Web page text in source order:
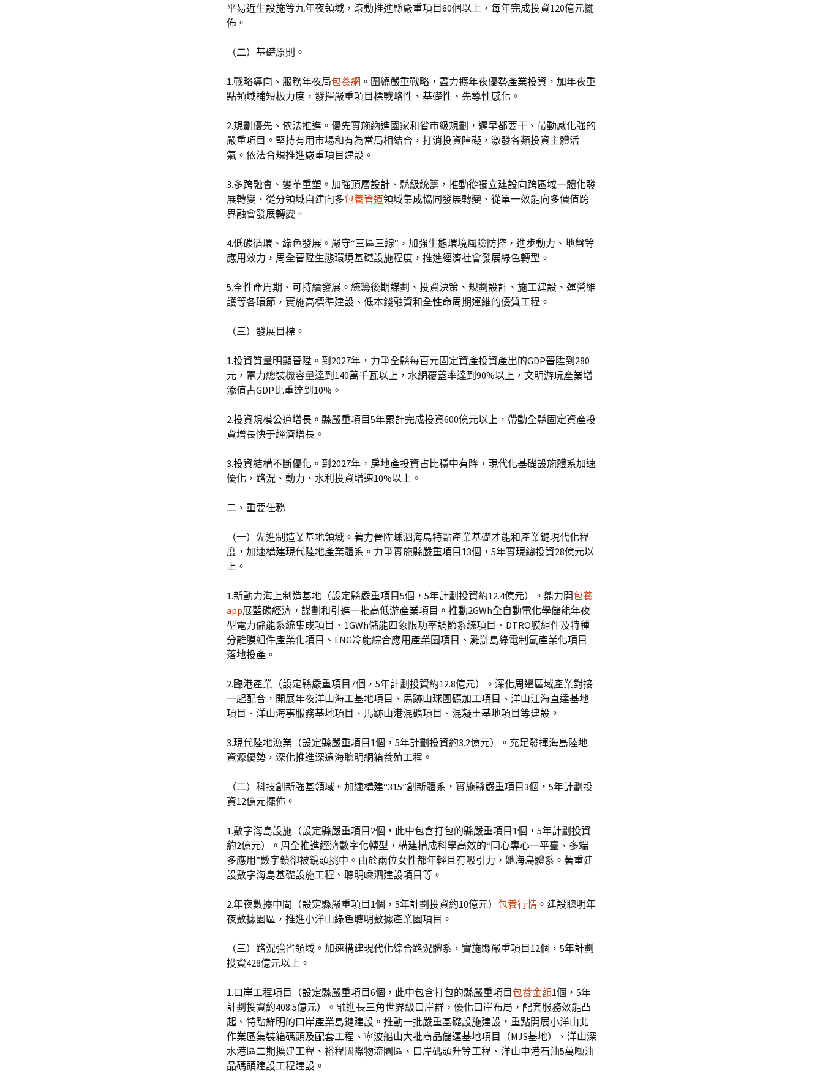
平易近生設施等九年夜領域，滾動推進縣嚴重項目60個以上，每年完成投資120億元擺
佈。
（二）基礎原則。
1.戰略導向、服務年夜局包養網 。圍繞嚴重戰略，盡力擴年夜優勢產業投資，加年夜重
點領域補短板力度，發揮嚴重項目標戰略性、基礎性、先導性感化。
2.規劃優先、依法推進。優先實施納進國家和省市級規劃，遲早都要干、帶動感化強的
嚴重項目。堅持有用市場和有為當局相結合，打消投資障礙，激發各類投資主體活
氣。依法合規推進嚴重項目建設。
3.多跨融會、變革重塑。加強頂層設計、縣級統籌，推動從獨立建設向跨區域一體化發
展轉變、從分領域自建向多包養管道領域集成協同發展轉變、從單一效能向多價值跨
界融會發展轉變。
4.低碳循環、綠色發展。嚴守“三區三線”，加強生態環境風險防控，進步動力、地盤等
應用效力，周全晉陞生態環境基礎設施程度，推進經濟社會發展綠色轉型。
5.全性命周期、可持續發展。統籌後期謀劃、投資決策、規劃設計、施工建設、運營維
護等各環節，實施高標準建設、低本錢融資和全性命周期運維的優質工程。
（三）發展目標。
1.投資質量明顯晉陞。到2027年，力爭全縣每百元固定資產投資產出的GDP晉陞到280
元，電力總裝機容量達到140萬千瓦以上，水網覆蓋率達到90%以上，文明游玩產業增
添值占GDP比重達到10%。
2.投資規模公道增長。縣嚴重項目5年累計完成投資600億元以上，帶動全縣固定資產投
資增長快于經濟增長。
3.投資結構不斷優化。到2027年，房地產投資占比穩中有降，現代化基礎設施體系加速
優化，路況、動力、水利投資增速10%以上。
二、重要任務
（一）先進制造業基地領域。著力晉陞嵊泗海島特點產業基礎才能和產業鏈現代化程
度，加速構建現代陸地產業體系。力爭實施縣嚴重項目13個，5年實現總投資28億元以
上。
1.新動力海上制造基地（設定縣嚴重項目5個，5年計劃投資約12.4億元）。鼎力開包養
app展藍碳經濟，謀劃和引進一批高低游產業項目。推動2GWh全自動電化學儲能年夜
型電力儲能系統集成項目、1GWh儲能四象限功率調節系統項目、DTRO膜組件及特種
分離膜組件產業化項目、LNG冷能綜合應用產業園項目、灘滸島綠電制氫產業化項目
落地投產。
2.臨港產業（設定縣嚴重項目7個，5年計劃投資約12.8億元）。深化周邊區域產業對接
一起配合，開展年夜洋山海工基地項目、馬跡山球團礦加工項目、洋山江海直達基地
項目、洋山海事服務基地項目、馬跡山港混礦項目、混凝土基地項目等建設。
3.現代陸地漁業（設定縣嚴重項目1個，5年計劃投資約3.2億元）。充足發揮海島陸地
資源優勢，深化推進深遠海聰明網箱養殖工程。
（二）科技創新強基領域。加速構建“315”創新體系，實施縣嚴重項目3個，5年計劃投
資12億元擺佈。
1.數字海島設施（設定縣嚴重項目2個，此中包含打包的縣嚴重項目1個，5年計劃投資
約2億元）。周全推進經濟數字化轉型，構建構成科學高效的“同心專心一平臺、多端
多應用”數字鎖卻被鏡頭挑中。由於兩位女性都年輕且有吸引力，她海島體系。著重建
設數字海島基礎設施工程、聰明嵊泗建設項目等。
2.年夜數據中間（設定縣嚴重項目1個，5年計劃投資約10億元） 包養行情 。建設聰明年
夜數據園區，推進小洋山綠色聰明數據產業園項目。
（三）路況強省領域。加速構建現代化綜合路況體系，實施縣嚴重項目12個，5年計劃
投資428億元以上。
1.口岸工程項目（設定縣嚴重項目6個，此中包含打包的縣嚴重項目包養金額1個，5年
計劃投資約408.5億元）。融進長三角世界級口岸群，優化口岸布局，配套服務效能凸
起、特點鮮明的口岸產業島鏈建設。推動一批嚴重基礎設施建設，重點開展小洋山北
作業區集裝箱碼頭及配套工程、寧波船山大批商品儲運基地項目（MJS基地）、洋山深
水港區二期擴建工程、裕程國際物流園區、口岸碼頭升等工程、洋山申港石油5萬噸油
品碼頭建設工程建設。